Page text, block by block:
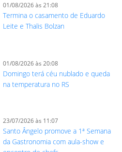
01/08/2026 às 21:08
Termina o casamento de Eduardo
Leite e Thalis Bolzan
01/08/2026 às 20:08
Domingo terá céu nublado e queda
na temperatura no RS
23/07/2026 às 11:07
Santo Ângelo promove a 1ª Semana
da Gastronomia com aula-show e